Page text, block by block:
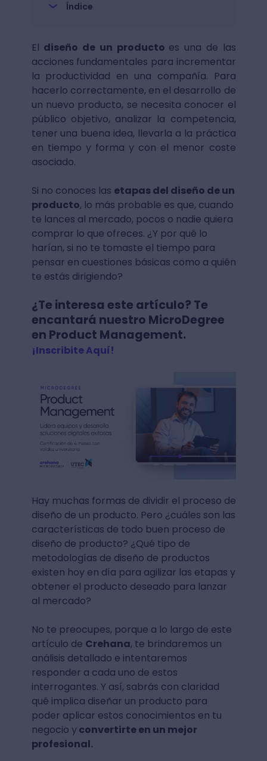
Índice
El diseño de un producto es una de las
acciones fundamentales para incrementar
la productividad en una compañía. Para
hacerlo correctamente, en el desarrollo de
un nuevo producto, se necesita conocer el
público objetivo, analizar la competencia,
tener una buena idea, llevarla a la práctica
en tiempo y forma y con el menor coste
asociado.
Si no conoces las etapas del diseño de un
producto, lo más probable es que, cuando
te lances al mercado, pocos o nadie quiera
comprar lo que ofreces. ¿Y por qué lo
harían, si no te tomaste el tiempo para
pensar en cuestiones básicas como a quién
te estás dirigiendo?
¿Te interesa este artículo? Te
encantará nuestro MicroDegree
en Product Management.
¡Inscribite Aquí!
Hay muchas formas de dividir el proceso de
diseño de un producto. Pero ¿cuáles son las
características de todo buen proceso de
diseño de producto? ¿Qué tipo de
metodologías de diseño de productos
existen hoy en día para agilizar las etapas y
obtener el producto deseado para lanzar
al mercado?
No te preocupes, porque a lo largo de este
artículo de Crehana, te brindaremos un
análisis detallado e intentaremos
responder a cada uno de estos
interrogantes. Y así, sabrás con claridad
qué implica diseñar un producto para
poder aplicar estos conocimientos en tu
negocio yconvertirte en un mejor
profesional.